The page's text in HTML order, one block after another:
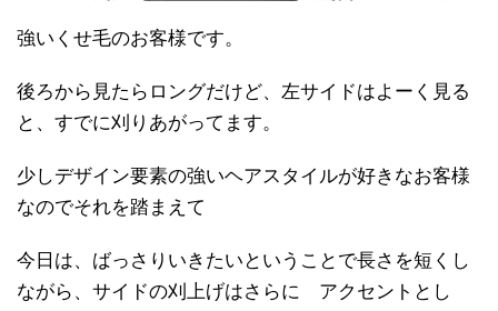
強いくせ毛のお客様です。
後ろから見たらロングだけど、左サイドはよーく見る
と、すでに刈りあがってます。
少しデザイン要素の強いヘアスタイルが好きなお客様
なのでそれを踏まえて
今日は、ばっさりいきたいということで長さを短くし
ながら、サイドの刈上げはさらに アクセントとし